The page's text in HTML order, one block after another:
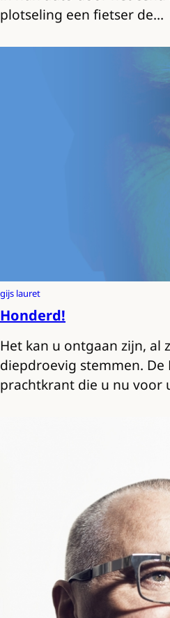
plotseling een fietser de…
gijs lauret
Honderd!
Het kan u ontgaan zijn, al
diepdroevig stemmen. De
prachtkrant die u nu voor